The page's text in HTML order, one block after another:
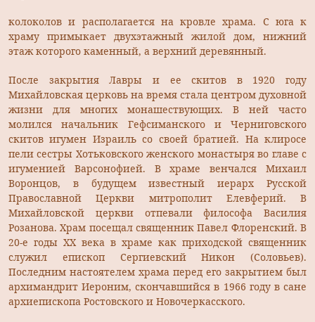
колоколов и располагается на кровле храма. С юга к
храму примыкает двухэтажный жилой дом, нижний
этаж которого каменный, а верхний деревянный.
После закрытия Лавры и ее скитов в 1920 году
Михайловская церковь на время стала центром духовной
жизни для многих монашествующих. В ней часто
молился начальник Гефсиманского и Черниговского
скитов игумен Израиль со своей братией. На клиросе
пели сестры Хотьковского женского монастыря во главе с
игуменией Варсонофией. В храме венчался Михаил
Воронцов, в будущем известный иерарх Русской
Православной Церкви митрополит Елевферий. В
Михайловской церкви отпевали философа Василия
Розанова. Храм посещал священник Павел Флоренский. В
20-е годы XX века в храме как приходской священник
служил епископ Сергиевский Никон (Соловьев).
Последним настоятелем храма перед его закрытием был
архимандрит Иероним, скончавшийся в 1966 году в сане
архиепископа Ростовского и Новочеркасского.